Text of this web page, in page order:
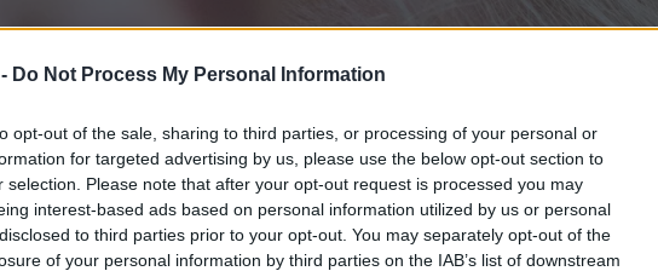
Do Not Process My Personal Information
opt-out of the sale, sharing to third parties, or processing of your personal or
for targeted advertising by us, please use the below opt-out section to
selection. Please note that after your opt-out request is processed you may
interest-based ads based on personal information utilized by us or personal
to third parties prior to your opt-out. You may separately opt-out of the
of your personal information by third parties on the IAB’s list of downstream